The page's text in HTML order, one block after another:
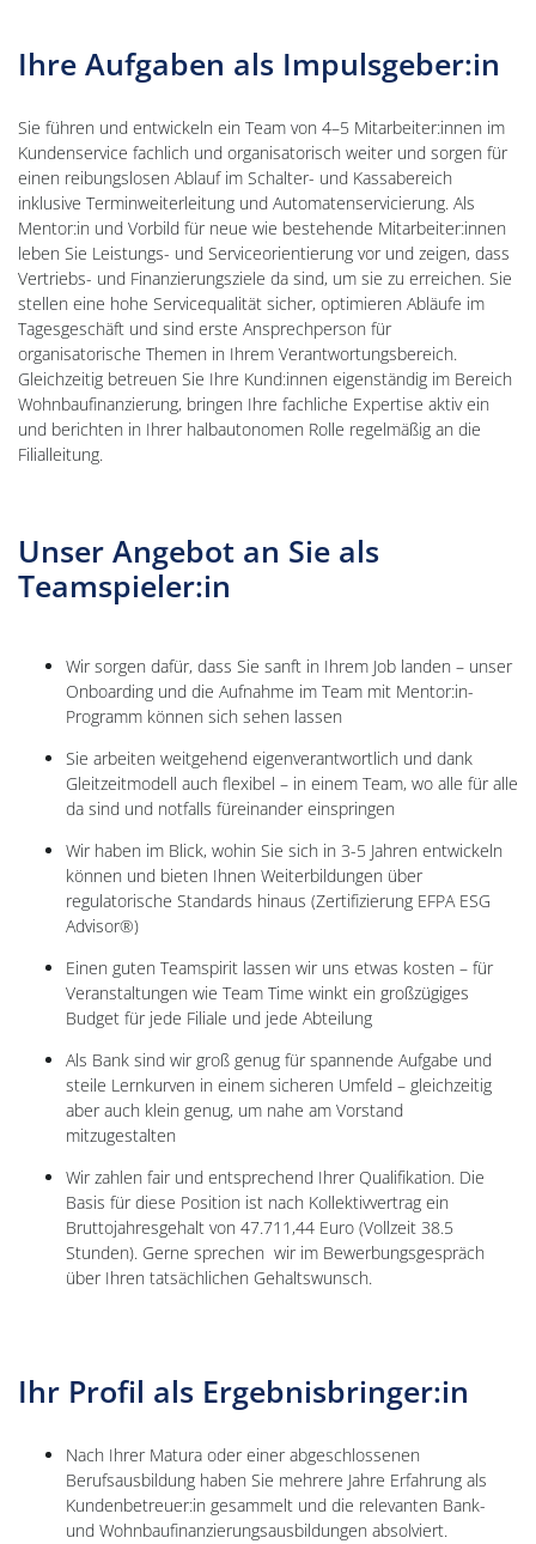
Ihre Aufgaben als Impulsgeber:in
Sie führen und entwickeln ein Team von 4–5 Mitarbeiter:innen im
Kundenservice fachlich und organisatorisch weiter und sorgen für
einen reibungslosen Ablauf im Schalter- und Kassabereich
inklusive Terminweiterleitung und Automatenservicierung. Als
Mentor:in und Vorbild für neue wie bestehende Mitarbeiter:innen
leben Sie Leistungs- und Serviceorientierung vor und zeigen, dass
Vertriebs- und Finanzierungsziele da sind, um sie zu erreichen. Sie
stellen eine hohe Servicequalität sicher, optimieren Abläufe im
Tagesgeschäft und sind erste Ansprechperson für
organisatorische Themen in Ihrem Verantwortungsbereich.
Gleichzeitig betreuen Sie Ihre Kund:innen eigenständig im Bereich
Wohnbaufinanzierung, bringen Ihre fachliche Expertise aktiv ein
und berichten in Ihrer halbautonomen Rolle regelmäßig an die
Filialleitung.
Unser Angebot an Sie als
Teamspieler:in
Wir sorgen dafür, dass Sie sanft in Ihrem Job landen – unser
Onboarding und die Aufnahme im Team mit Mentor:in-
Programm können sich sehen lassen
Sie arbeiten weitgehend eigenverantwortlich und dank
Gleitzeitmodell auch flexibel – in einem Team, wo alle für alle
da sind und notfalls füreinander einspringen
Wir haben im Blick, wohin Sie sich in 3-5 Jahren entwickeln
können und bieten Ihnen Weiterbildungen über
regulatorische Standards hinaus (Zertifizierung EFPA ESG
Advisor®)
Einen guten Teamspirit lassen wir uns etwas kosten – für
Veranstaltungen wie Team Time winkt ein großzügiges
Budget für jede Filiale und jede Abteilung
Als Bank sind wir groß genug für spannende Aufgabe und
steile Lernkurven in einem sicheren Umfeld – gleichzeitig
aber auch klein genug, um nahe am Vorstand
mitzugestalten
Wir zahlen fair und entsprechend Ihrer Qualifikation. Die
Basis für diese Position ist nach Kollektivvertrag ein
Bruttojahresgehalt von 47.711,44 Euro (Vollzeit 38.5
Stunden). Gerne sprechen wir im Bewerbungsgespräch
über Ihren tatsächlichen Gehaltswunsch.
Ihr Profil als Ergebnisbringer:in
Nach Ihrer Matura oder einer abgeschlossenen
Berufsausbildung haben Sie mehrere Jahre Erfahrung als
Kundenbetreuer:in gesammelt und die relevanten Bank-
und Wohnbaufinanzierungs­ausbildungen absolviert.